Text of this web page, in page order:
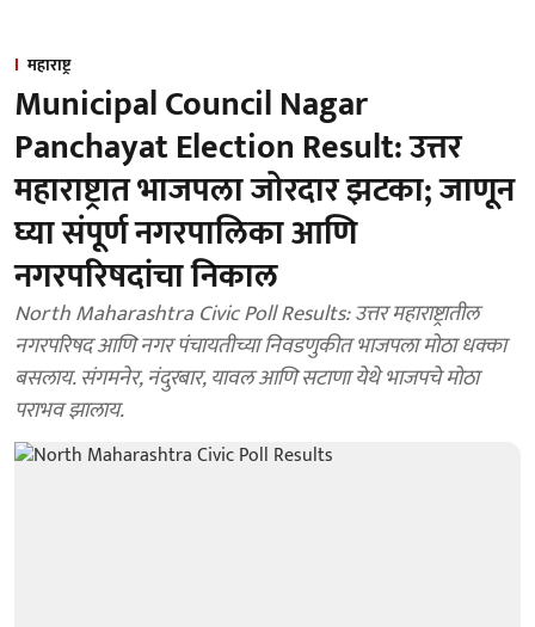
महाराष्ट्र
Municipal Council Nagar
Panchayat Election Result: उत्तर
महाराष्ट्रात भाजपला जोरदार झटका; जाणून
घ्या संपूर्ण नगरपालिका आणि
नगरपरिषदांचा निकाल
North Maharashtra Civic Poll Results: उत्तर महाराष्ट्रातील
नगरपरिषद आणि नगर पंचायतीच्या निवडणुकीत भाजपला मोठा धक्का
बसलाय. संगमनेर, नंदुरबार, यावल आणि सटाणा येथे भाजपचे मोठा
पराभव झालाय.